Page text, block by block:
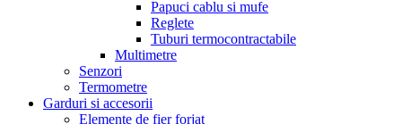
Papuci cablu si mufe
Reglete
Tuburi termocontractabile
Multimetre
Senzori
Termometre
Garduri si accesorii
Elemente de fier forjat